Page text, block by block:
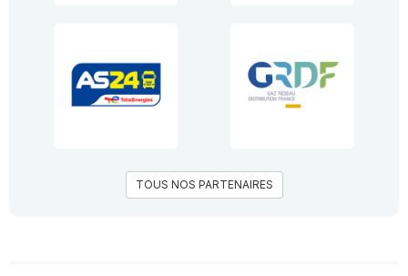
TOUS NOS PARTENAIRES